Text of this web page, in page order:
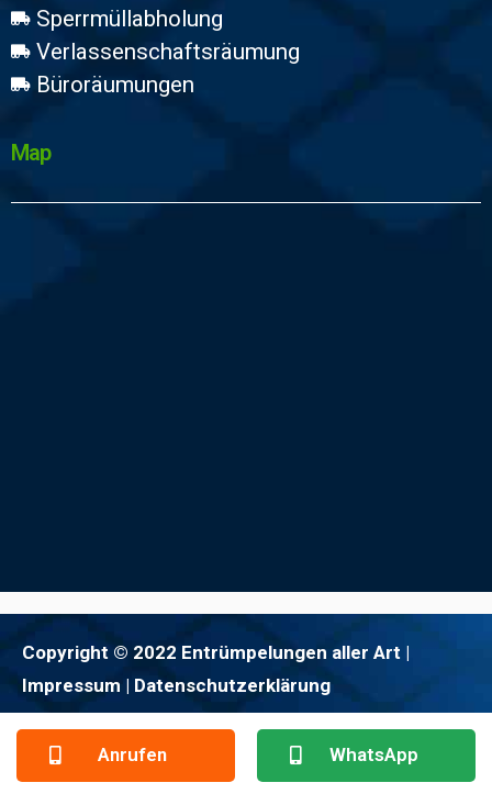
Sperrmüllabholung
Verlassenschaftsräumung
Büroräumungen
Map
Copyright © 2022 Entrümpelungen aller Art |
Impressum | Datenschutzerklärung
Anrufen WhatsApp